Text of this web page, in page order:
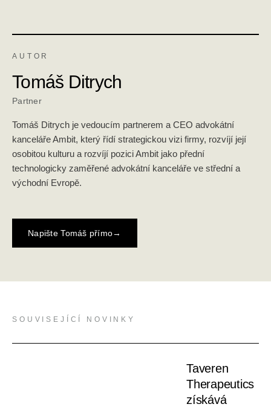
AUTOR
Tomáš Ditrych
Partner
Tomáš Ditrych je vedoucím partnerem a CEO advokátní
kanceláře Ambit, který řídí strategickou vizi firmy, rozvíjí její
osobitou kulturu a rozvíjí pozici Ambit jako přední
technologicky zaměřené advokátní kanceláře ve střední a
východní Evropě.
Napište Tomáš přímo→
SOUVISEJÍCÍ NOVINKY
Taveren
Therapeutics
získává